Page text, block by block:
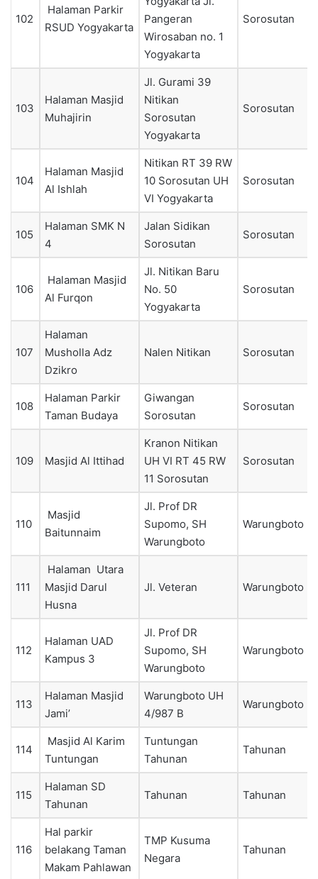
102
Halaman Parkir
RSUD Yogyakarta
Pangeran
Wirosaban no. 1
Yogyakarta
Sorosutan
103
Halaman Masjid
Muhajirin
Jl. Gurami 39
Nitikan
Sorosutan
Yogyakarta
Sorosutan
104
Halaman Masjid
Al Ishlah
Nitikan RT 39 RW
10 Sorosutan UH
VI Yogyakarta
Sorosutan
105
Halaman SMK N
4
Jalan Sidikan
Sorosutan
Sorosutan
106
Halaman Masjid
Al Furqon
Jl. Nitikan Baru
No. 50
Yogyakarta
Sorosutan
107
Halaman
Musholla Adz
Dzikro
Nalen Nitikan Sorosutan
108
Halaman Parkir
Taman Budaya
Giwangan
Sorosutan
Sorosutan
109 Masjid Al Ittihad
Kranon Nitikan
UH VI RT 45 RW
11 Sorosutan
Sorosutan
110
Masjid
Baitunnaim
Jl. Prof DR
Supomo, SH
Warungboto
Warungboto
111
Halaman Utara
Masjid Darul
Husna
Jl. Veteran Warungboto
112
Halaman UAD
Kampus 3
Jl. Prof DR
Supomo, SH
Warungboto
Warungboto
113
Halaman Masjid
Jami’
Warungboto UH
4/987 B
Warungboto
114
Masjid Al Karim
Tuntungan
Tuntungan
Tahunan
Tahunan
115
Halaman SD
Tahunan
Tahunan Tahunan
116
Hal parkir
belakang Taman
Makam Pahlawan
TMP Kusuma
Negara
Tahunan